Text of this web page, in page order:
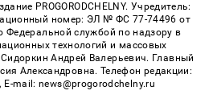
PROGORODCHELNY. Учредитель:
номер: ЭЛ № ФС 77-74496 от
Федеральной службой по надзору в
технологий и массовых
Андрей Валерьевич. Главный
Александровна. Телефон редакции:
E-mail: news@progorodchelny.ru